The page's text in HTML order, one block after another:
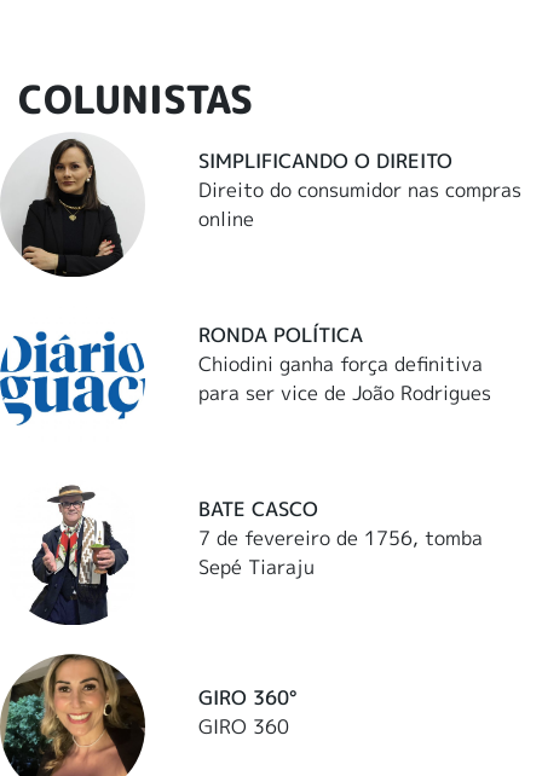
COLUNISTAS
SIMPLIFICANDO O DIREITO
Direito do consumidor nas compras
online
RONDA POLÍTICA
Chiodini ganha força definitiva
para ser vice de João Rodrigues
BATE CASCO
7 de fevereiro de 1756, tomba
Sepé Tiaraju
GIRO 360°
GIRO 360